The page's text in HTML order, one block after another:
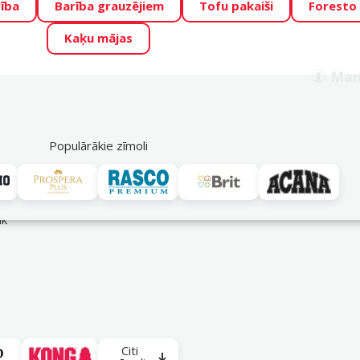
Zoo piedāvā lieliskas cenas mīluļu TOP barībām! 🍖 →
ŪSAIŅI”! Varbūt tieši Tavs mīlulis būs 2027. gada
Barība grauzējiem Tofu pakaiši
Foresto
Kaķu mājas
Populārākie zīmoli
Akciju piedāvājumi
Citi